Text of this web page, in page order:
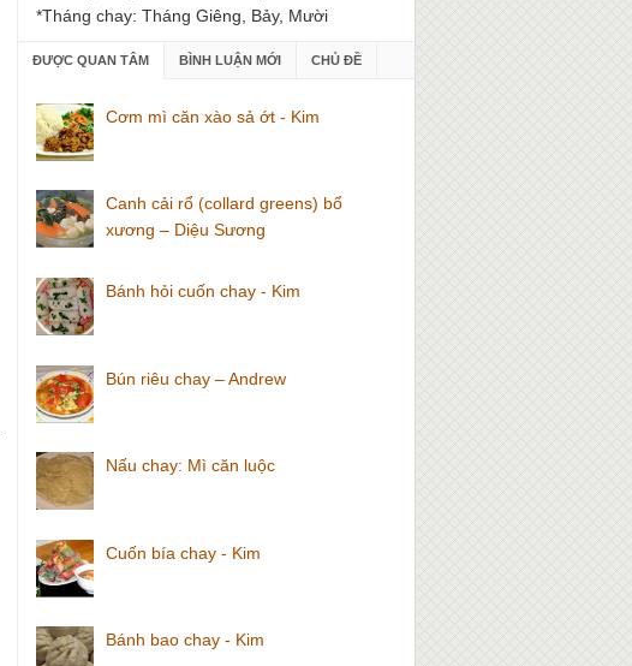
*Tháng chay: Tháng Giêng, Bảy, Mười
ĐƯỢC QUAN TÂM BÌNH LUẬN MỚI CHỦ ĐỀ
Cơm mì căn xào sả ớt - Kim
Canh cải rổ (collard greens) bổ
xương – Diệu Sương
Bánh hỏi cuốn chay - Kim
Bún riêu chay – Andrew
Nấu chay: Mì căn luộc
Cuốn bía chay - Kim
Bánh bao chay - Kim